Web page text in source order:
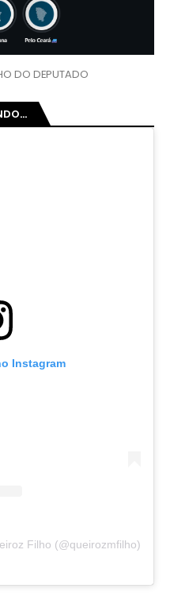
DO DEPUTADO
Instagram
Filho (@queirozmfilho)